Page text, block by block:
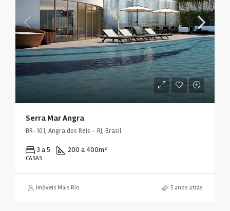
Serra Mar Angra
BR-101, Angra dos Reis - RJ, Brasil
3 a 5 200 a 400m²
CASAS
Imóveis Mais Rio 5 anos atrás